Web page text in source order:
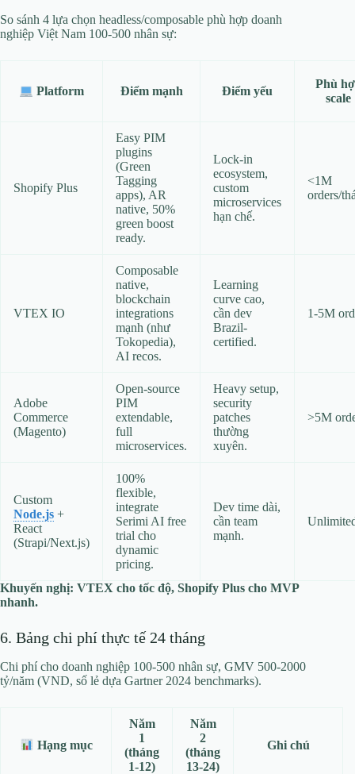
So sánh 4 lựa chọn headless/composable phù hợp doanh
nghiệp Việt Nam 100-500 nhân sự:
Platform Điểm mạnh Điểm yếu
Phù
scale
Shopify Plus
Easy PIM
plugins
(Green
Tagging
apps), AR
native, 50%
green boost
ready.
Lock-in
ecosystem,
custom
microservices
hạn chế.
<1M
orders/
VTEX IO
Composable
native,
blockchain
integrations
mạnh (như
Tokopedia),
AI recos.
Learning
curve cao,
cần dev
Brazil-
certified.
1-5M
Adobe
Commerce
(Magento)
Open-source
PIM
extendable,
full
microservices.
Heavy setup,
security
patches
thường
xuyên.
>5M
Custom
Node.js +
React
(Strapi/Next.js)
100%
flexible,
integrate
Serimi AI free
trial cho
dynamic
pricing.
Dev time dài,
cần team
mạnh.
Khuyến nghị: VTEX cho tốc độ, Shopify Plus cho MVP
nhanh.
6. Bảng chi phí thực tế 24 tháng
Chi phí cho doanh nghiệp 100-500 nhân sự, GMV 500-2000
tỷ/năm (VND, số lẻ dựa Gartner 2024 benchmarks).
Hạng mục
Năm
1
(tháng
1-12)
Năm
2
(tháng
13-24)
Ghi chú